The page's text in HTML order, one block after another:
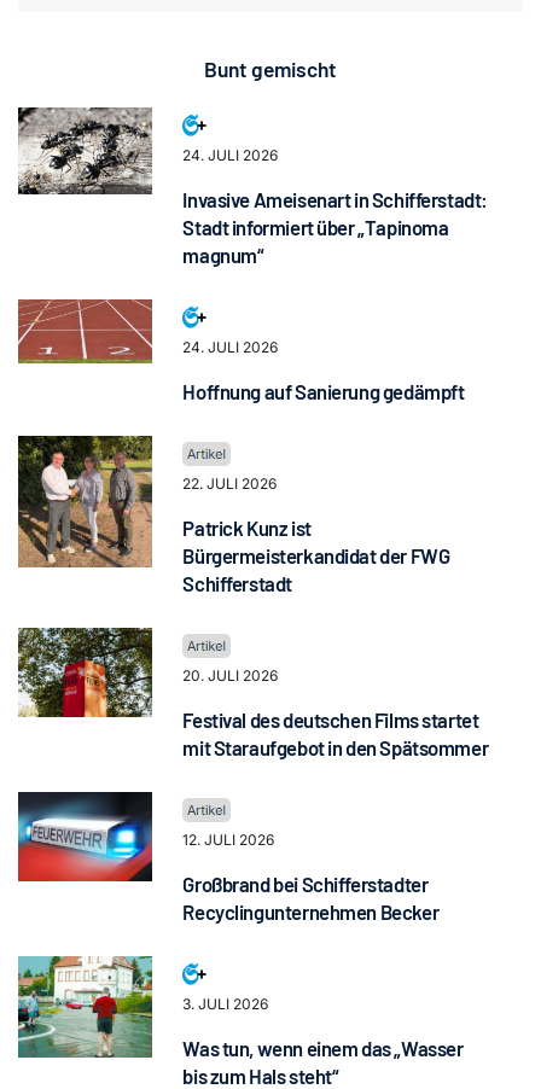
Bunt gemischt
24. JULI 2026
Invasive Ameisenart in Schifferstadt:
Stadt informiert über „Tapinoma
magnum“
24. JULI 2026
Hoffnung auf Sanierung gedämpft
22. JULI 2026
Patrick Kunz ist
Bürgermeisterkandidat der FWG
Schifferstadt
20. JULI 2026
Festival des deutschen Films startet
mit Staraufgebot in den Spätsommer
12. JULI 2026
Großbrand bei Schifferstadter
Recyclingunternehmen Becker
3. JULI 2026
Was tun, wenn einem das „Wasser
bis zum Hals steht“